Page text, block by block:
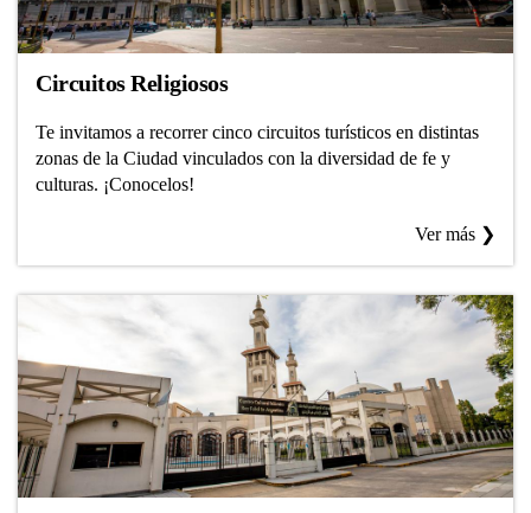
Circuitos Religiosos
Te invitamos a recorrer cinco circuitos turísticos en distintas
zonas de la Ciudad vinculados con la diversidad de fe y
culturas. ¡Conocelos!
Ver más ❯